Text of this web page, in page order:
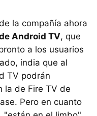
la compañía ahora
Android TV, que
a los usuarios
india que al
TV podrán
la de Fire TV de
Pero en cuanto